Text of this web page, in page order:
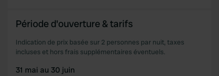
Période d'ouverture & tarifs
Indication de prix basée sur 2 personnes par nuit, taxes
incluses et hors frais supplémentaires éventuels.
31 mai au 30 juin